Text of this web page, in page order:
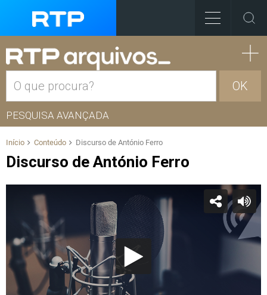
OK
PESQUISA AVANÇADA
Início Conteúdo Discurso de António Ferro
Discurso de António Ferro